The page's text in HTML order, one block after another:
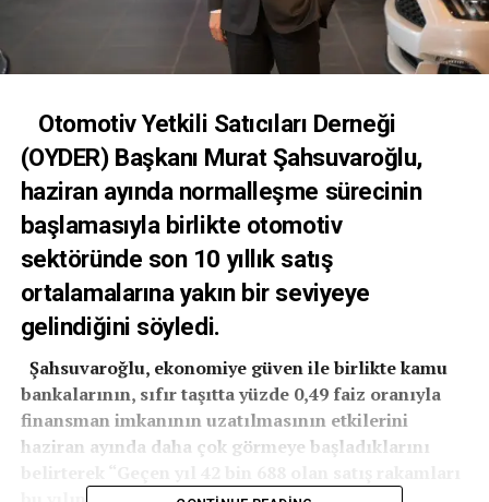
Otomotiv Yetkili Satıcıları Derneği
(OYDER) Başkanı Murat Şahsuvaroğlu,
haziran ayında normalleşme sürecinin
başlamasıyla birlikte otomotiv
sektöründe son 10 yıllık satış
ortalamalarına yakın bir seviyeye
gelindiğini söyledi.
Şahsuvaroğlu, ekonomiye güven ile birlikte kamu
bankalarının, sıfır taşıtta yüzde 0,49 faiz oranıyla
finansman imkanının uzatılmasının etkilerini
haziran ayında daha çok görmeye başladıklarını